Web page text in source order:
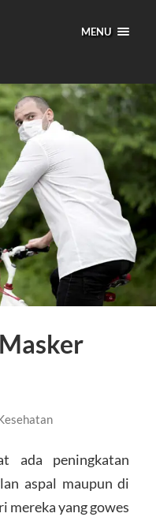
MENU
ada peningkatan
aspal maupun di
mereka yang gowes